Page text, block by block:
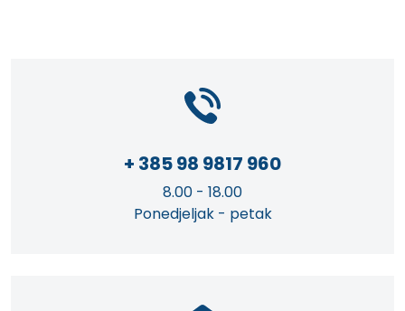
+ 385 98 9817 960
8.00 - 18.00
Ponedjeljak - petak